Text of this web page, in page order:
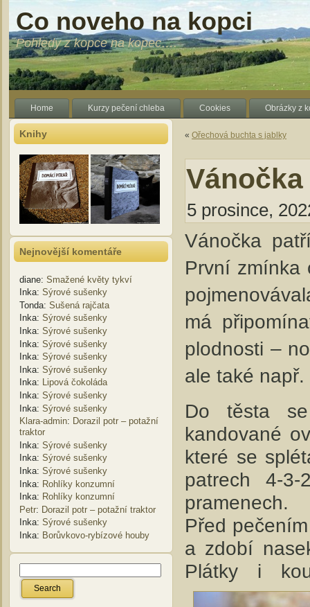
Co noveho na kopci
Pohledy z kopce na kopec….
Home Kurzy pečení chleba Cookies Obrázky z
Knihy
Nejnovější komentáře
diane: Smažené květy tykví
Inka: Sýrové sušenky
Tonda: Sušená rajčata
Inka: Sýrové sušenky
Inka: Sýrové sušenky
Inka: Sýrové sušenky
Inka: Sýrové sušenky
Inka: Sýrové sušenky
Inka: Lipová čokoláda
Inka: Sýrové sušenky
Inka: Sýrové sušenky
Klara-admin: Dorazil potr – potažní
traktor
Inka: Sýrové sušenky
Inka: Sýrové sušenky
Inka: Sýrové sušenky
Inka: Rohlíky konzumní
Inka: Rohlíky konzumní
Petr: Dorazil potr – potažní traktor
Inka: Sýrové sušenky
Inka: Borůvkovo-rybízové houby
« Ořechová buchta s jablky
5 prosince,
Vánočka
První zmínka
má
plodnosti –
ale také
Do těsta se
kandované
které se
patrech 4-
pramenech.
Před
a zdobí
Plátky i